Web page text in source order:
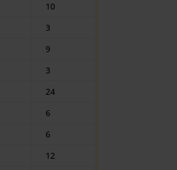
10
3
9
3
24
6
6
12